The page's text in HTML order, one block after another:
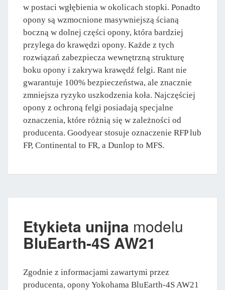
w postaci wgłębienia w okolicach stopki. Ponadto
opony są wzmocnione masywniejszą ścianą
boczną w dolnej części opony, która bardziej
przylega do krawędzi opony. Każde z tych
rozwiązań zabezpiecza wewnętrzną strukturę
boku opony i zakrywa krawędź felgi. Rant nie
gwarantuje 100% bezpieczeństwa, ale znacznie
zmniejsza ryzyko uszkodzenia koła. Najczęściej
opony z ochroną felgi posiadają specjalne
oznaczenia, które różnią się w zależności od
producenta. Goodyear stosuje oznaczenie RFP lub
FP, Continental to FR, a Dunlop to MFS.
Etykieta unijna modelu
BluEarth-4S AW21
Zgodnie z informacjami zawartymi przez
producenta, opony Yokohama BluEarth-4S AW21